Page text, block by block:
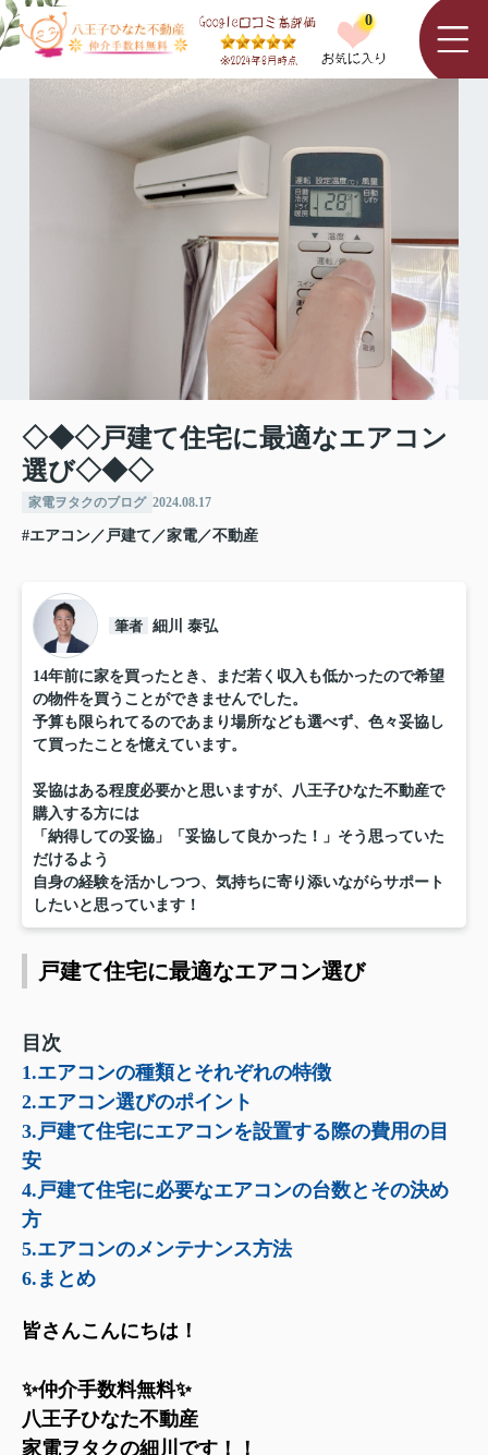
0
◇◆◇戸建て住宅に最適なエアコン
選び◇◆◇
家電ヲタクのブログ 2024.08.17
#エアコン／戸建て／家電／不動産
筆者 細川 泰弘
14年前に家を買ったとき、まだ若く収入も低かったので希望
の物件を買うことができませんでした。
予算も限られてるのであまり場所なども選べず、色々妥協し
て買ったことを憶えています。
妥協はある程度必要かと思いますが、八王子ひなた不動産で
購入する方には
「納得しての妥協」「妥協して良かった！」そう思っていた
だけるよう
自身の経験を活かしつつ、気持ちに寄り添いながらサポート
したいと思っています！
戸建て住宅に最適なエアコン選び
目次
1.エアコンの種類とそれぞれの特徴
2.エアコン選びのポイント
3.戸建て住宅にエアコンを設置する際の費用の目
安
4.戸建て住宅に必要なエアコンの台数とその決め
方
5.エアコンのメンテナンス方法
6.まとめ
皆さんこんにちは！
✨仲介手数料無料✨
八王子ひなた不動産
家電ヲタクの細川です！！